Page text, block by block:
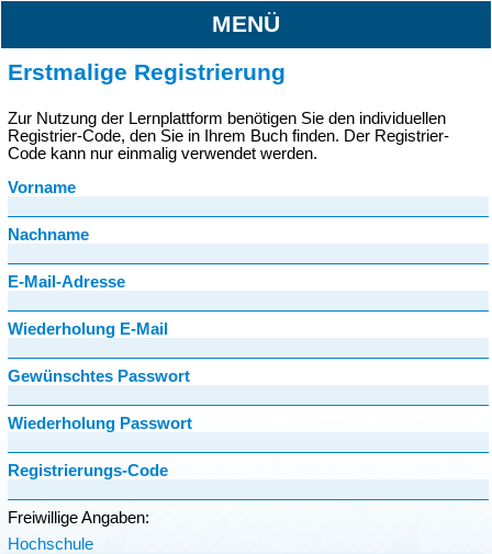
MENÜ
Erstmalige Registrierung
Zur Nutzung der Lernplattform benötigen Sie den individuellen
Registrier-Code, den Sie in Ihrem Buch finden. Der Registrier-
Code kann nur einmalig verwendet werden.
Vorname
Nachname
E-Mail-Adresse
Wiederholung E-Mail
Gewünschtes Passwort
Wiederholung Passwort
Registrierungs-Code
Freiwillige Angaben:
Hochschule